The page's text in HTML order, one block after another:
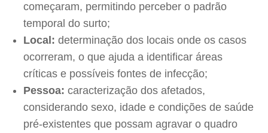
começaram, permitindo perceber o padrão
temporal do surto;
Local:determinação dos locais onde os casos
ocorreram, o que ajuda a identificar áreas
críticas e possíveis fontes de infecção;
Pessoa: caracterização dos afetados,
considerando sexo, idade e condições de saúde
pré-existentes que possam agravar o quadro